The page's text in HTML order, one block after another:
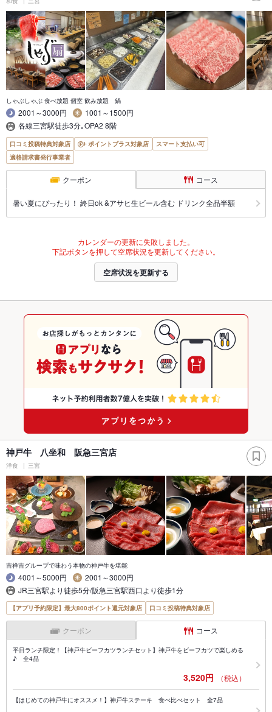
しゃぶしゃぶ 食べ放題 個室 飲み放題 鍋
2001～3000円
1001～1500円
各線三宮駅徒歩3分｡OPA2 8階
口コミ投稿特典対象店 ポイントプラス対象店
スマート支払い可
適格請求書発行事業者
クーポン コース
暑い夏にぴったり！ 終日ok &アサヒ生ビール含む ドリンク全品半額
カレンダーの更新に失敗しました。
下記ボタンを押して空席状況を更新してください。
空席状況を更新する
神戸牛 八坐和 阪急三宮店
洋食 三宮
吉祥吉グループで味わう本物の神戸牛を堪能
4001～5000円
2001～3000円
JR三宮駅より徒歩5分/阪急三宮駅西口より徒歩1分
【アプリ予約限定】最大800ポイント還元対象店 口コミ投稿特典対象店
クーポン コース
平日ランチ限定！【神戸牛ビーフカツランチセット】神戸牛をビーフカツで楽しめる
♪ 全4品
3,520円 （税込）
【はじめての神戸牛にオススメ！】神戸牛ステーキ 食べ比べセット 全7品